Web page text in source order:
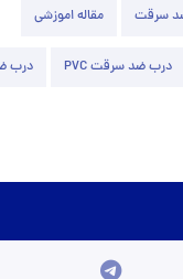
سرقت مقاله اموزشی
درب ضد سرقت PVC درب